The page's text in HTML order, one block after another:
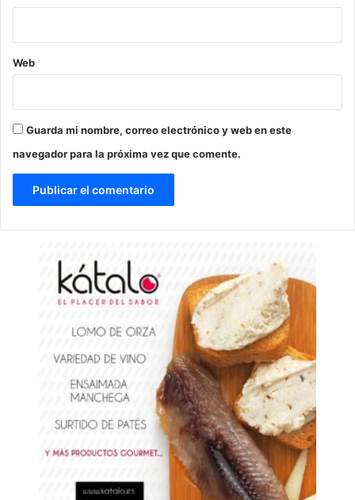
Web
Guarda mi nombre, correo electrónico y web en este
navegador para la próxima vez que comente.